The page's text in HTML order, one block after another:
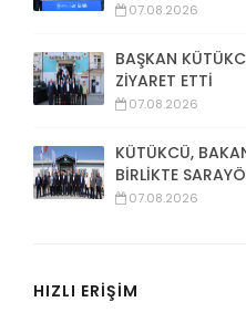
07.08.2026
BAŞKAN
ZİYARET ETTİ
07.08.2026
KÜTÜKCÜ,
BİRLİKTE
07.08.2026
HIZLI ERİŞİM